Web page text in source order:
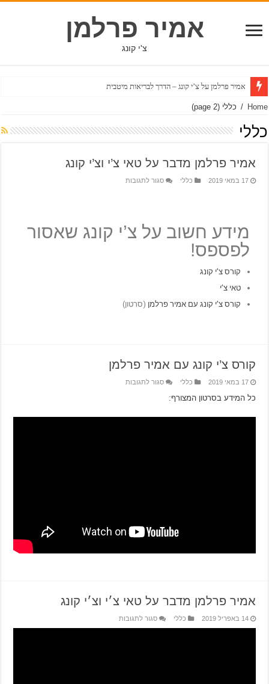
אמיר פרלמן
צ'י קונג
אמיר פרלמן על צ’י קונג – הדרך לבריאות מיטבית
Home
/ כללי (page 2)
כללי
אמיר פרלמן מדבר על טאי צ’י וצ’י קונג
17 במאי 2019 כללי סגור לתגובות
מידע חשוב על צ’י קונג שאסור
לפספס!
קורס צ’י קונג
טאי צ’י
קורס צ’י קונג עם אמיר פרלמן (סרטון)
קורס צ’י קונג עם אמיר פרלמן
17 במאי 2019 כללי סגור לתגובות
כל המידע בסרטון המצורף:
אמיר פרלמן מדבר על טאי צ׳י וצ׳י קונג
14 באפריל 2019 כללי סגור לתגובות